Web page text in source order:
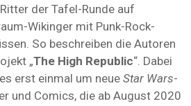
der Tafel-Runde auf
Wikinger mit Punk-Rock-
So beschreiben die Autoren
„The High Republic“. Dabei
erst einmal um neueStar Wars-
und Comics, die ab August 2020